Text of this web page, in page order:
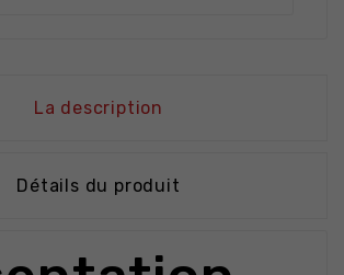
La description
Détails du produit